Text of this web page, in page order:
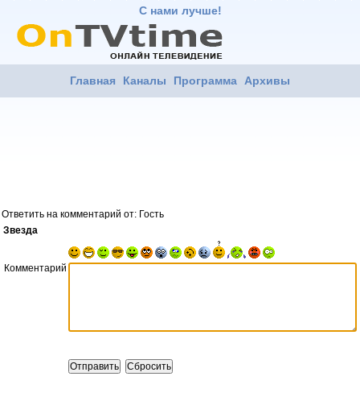
С нами лучше!
Главная Каналы Программа Архивы
Ответить на комментарий от: Гость
Звезда
Комментарий